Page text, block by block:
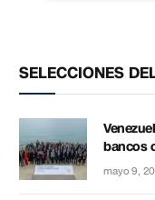
SELECCIONES
bancos
mayo 9,